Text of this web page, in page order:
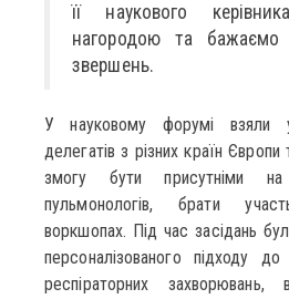
її наукового
нагородою та бажаємо
звершень.
У науковому форумі взяли
делегатів з різних країн
змогу бути присутніми на
пульмонологів, брати
воркшопах. Під час засідань
персоналізованого підходу до
респіраторних захворювань,